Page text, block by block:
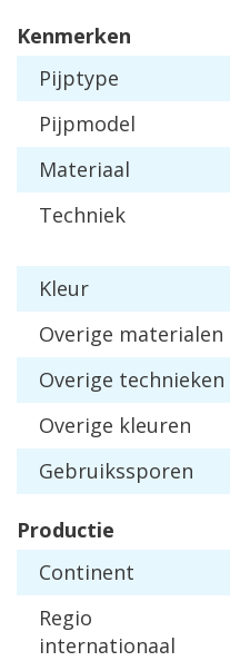
Kenmerken
Pijptype
Pijpmodel
Materiaal
Techniek
Kleur
Overige materialen
Overige technieken
Overige kleuren
Gebruikssporen
Productie
Continent
Regio
internationaal